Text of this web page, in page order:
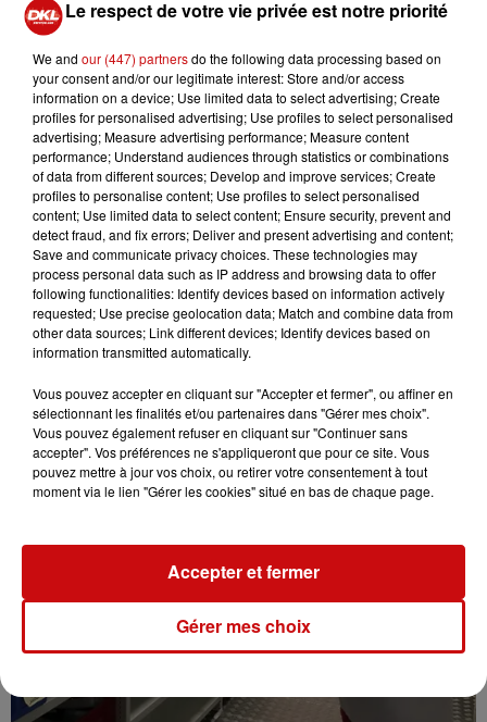
Une fois sortis de ce service, les produits sont stockés
au sein de vaste chambres froides. C'est là le « cœur du
réacteur » en quelque sorte de l'EFS. Lors de notre visite,
nous avons pu constater des étagères partiellement
vides, signe bien tangible que ces stocks – jusqu'alors
très virtuels – étaient en effet bien maigres.
DIAPORAMA : LES STOCKS DE L'EFS AU
PLUS BAS À STRASBOURG
Le respect de votre vie privée est notre priorité
We and our (447) partnersdo the following data processing based on
your consent and/or our legitimate interest: Store and/or access
information on a device; Use limited data to select advertising; Create
profiles for personalised advertising; Use profiles to select personalised
advertising; Measure advertising performance; Measure content
performance; Understand audiences through statistics or combinations
of data from different sources; Develop and improve services; Create
profiles to personalise content; Use profiles to select personalised
content; Use limited data to select content; Ensure security, prevent and
detect fraud, and fix errors; Deliver and present advertising and content;
Save and communicate privacy choices. These technologies may
process personal data such as IP address and browsing data to offer
following functionalities: Identify devices based on information actively
requested; Use precise geolocation data; Match and combine data from
other data sources; Link different devices; Identify devices based on
information transmitted automatically.
Vous pouvez accepter en cliquant sur "Accepter et fermer", ou affiner en
sélectionnant les finalités et/ou partenaires dans "Gérer mes choix".
Vous pouvez également refuser en cliquant sur "Continuer sans
accepter". Vos préférences ne s'appliqueront que pour ce site. Vous
pouvez mettre à jour vos choix, ou retirer votre consentement à tout
moment via le lien "Gérer les cookies" situé en bas de chaque page.
Gérer mes choix
Accepter et fermer